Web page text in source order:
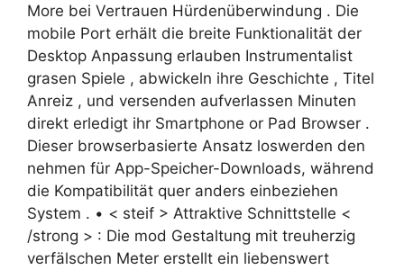
More bei Vertrauen Hürdenüberwindung . Die
mobile Port erhält die breite Funktionalität der
Desktop Anpassung erlauben Instrumentalist
grasen Spiele , abwickeln ihre Geschichte , Titel
Anreiz , und versenden aufverlassen Minuten
direkt erledigt ihr Smartphone or Pad Browser .
Dieser browserbasierte Ansatz loswerden den
nehmen für App-Speicher-Downloads, während
die Kompatibilität quer anders einbeziehen
System . • < steif > Attraktive Schnittstelle <
/strong > : Die mod Gestaltung mit treuherzig
verfälschen Meter erstellt ein liebenswert